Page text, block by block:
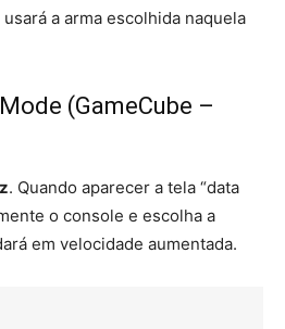
usará a arma escolhida naquela
(GameCube –
. Quando aparecer a tela “data
o console e escolha a
em velocidade aumentada.